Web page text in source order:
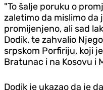
"To šalje poruku o
zaletimo da mislimo da
promijenjeno, ali sad
Dodik, te zahvalio
srpskom Porfiriju, koji
Bratunac i na Kosovu i
Dodik je ukazao da je